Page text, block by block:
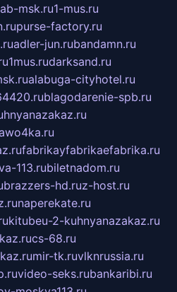
msk.ru1-mus.ru
purse-factory.ru
adler-jun.rubandamn.ru
1mus.rudarksand.ru
alabuga-cityhotel.ru
blagodarenie-spb.ru
fabrikayfabrikaefabrika.ru
113.rubiletnadom.ru
brazzers-hd.ruz-host.ru
naperekate.ru
kitubeu-2-kuhnyanazakaz.ru
cs-68.ru
mir-tk.ruvlknrussia.ru
video-seks.rubankaribi.ru